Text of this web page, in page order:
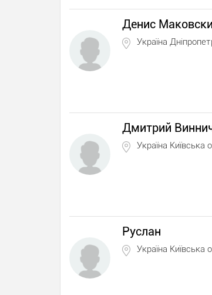
Денис
Україна
Дмитрий
Україна Київська
Руслан
Україна Київська